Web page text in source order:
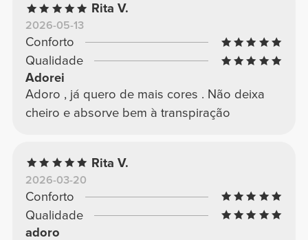
Rita V.
2026-05-13
Conforto
Qualidade
Adorei
Adoro , já quero de mais cores . Não deixa
cheiro e absorve bem à transpiração
Rita V.
2026-03-20
Conforto
Qualidade
adoro